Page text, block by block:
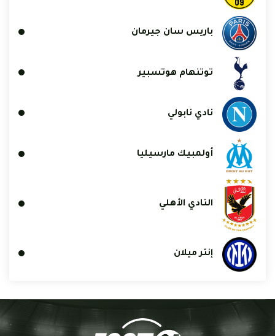
باريس سان جيرمان
توتنهام هوتسبير
نادي نابولي
أولمبيك مارسيليا
النادي الأهلي
إنتر ميلان